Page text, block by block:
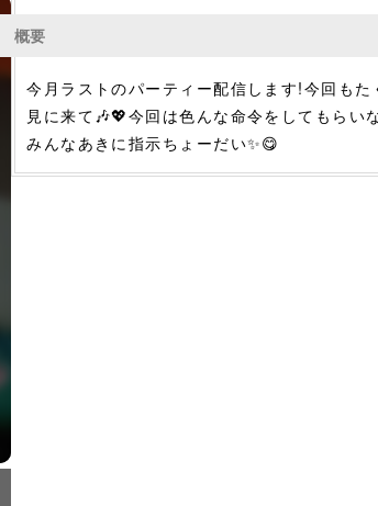
概要
今月ラストのパーティー配信します!今回も
見に来て🎶💖今回は色んな命令をしてもらい
みんなあきに指示ちょーだい✨😋